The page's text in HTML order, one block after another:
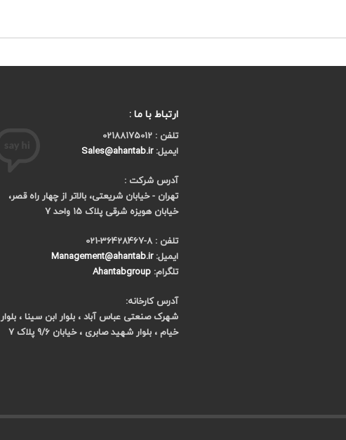
ارتباط با ما :
تلفن : 02188175012
ایمیل:Sales@ahantab.ir
آدرس شرکت :
تهران - خیابان شریعتی، بالاتر از چهار راه قصر،
خیابان هویزه شرقی پلاک 15 واحد 7
تلفن : 8-36428467-021
ایمیل:Management@ahantab.ir
تلگرام: Ahantabgroup
آدرس کارخانه:
شهرک صنعتی عباس آباد ، بلوار ابن سینا ، بلوار
خیام ، بلوار شهید صابری ، خیابان 9/6 پلاک 7